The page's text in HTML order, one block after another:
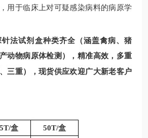
用于临床上对可疑感染病料的病原学
法试剂盒种类齐全（涵盖禽病、猪
动物病原体检测），精准高效，多重
三重）， 现货供应欢迎广大新老客户
盒 50T/盒